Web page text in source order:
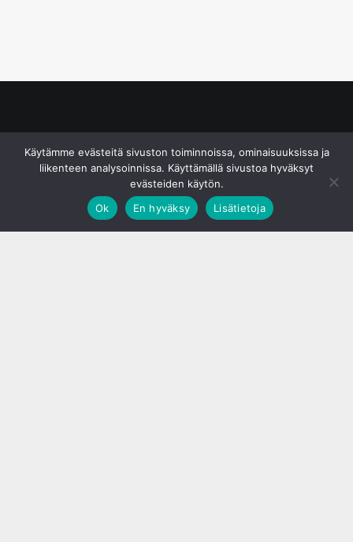
Käytämme evästeitä sivuston toiminnoissa, ominaisuuksissa ja
liikenteen analysoinnissa. Käyttämällä sivustoa hyväksyt
evästeiden käytön.
Ok
En hyväksy Lisätietoja